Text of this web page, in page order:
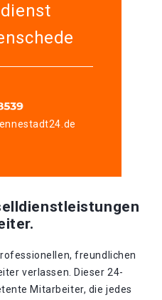
freundlichen
verlassen. Dieser 24-
Mitarbeiter, die jedes